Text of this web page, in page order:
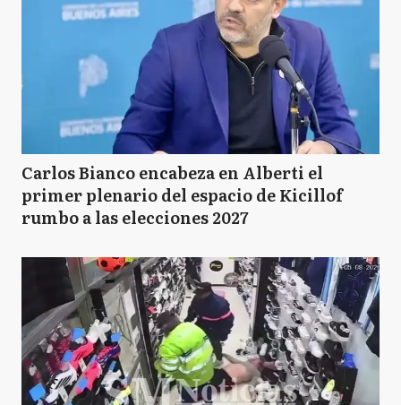
Carlos Bianco encabeza en Alberti el
primer plenario del espacio de Kicillof
rumbo a las elecciones 2027